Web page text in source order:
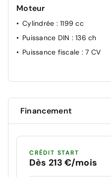
Moteur
Cylindrée : 1199 cc
Puissance DIN : 136 ch
Puissance fiscale : 7 CV
Financement
CRÉDIT START
Dès 213 €/mois